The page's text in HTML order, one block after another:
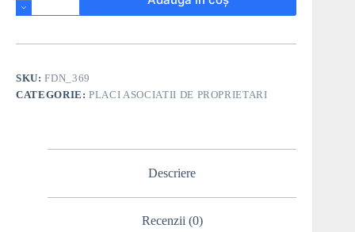
SKU:FDN_369
CATEGORIE:PLACI ASOCIATII DE PROPRIETARI
Descriere
Recenzii (0)